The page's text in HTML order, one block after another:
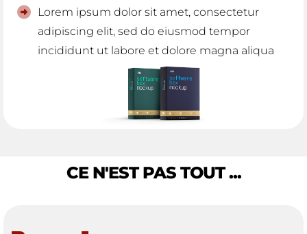
Lorem ipsum dolor sit amet, consectetur
adipiscing elit, sed do eiusmod tempor
incididunt ut labore et dolore magna aliqua
CE N'EST PAS TOUT ...